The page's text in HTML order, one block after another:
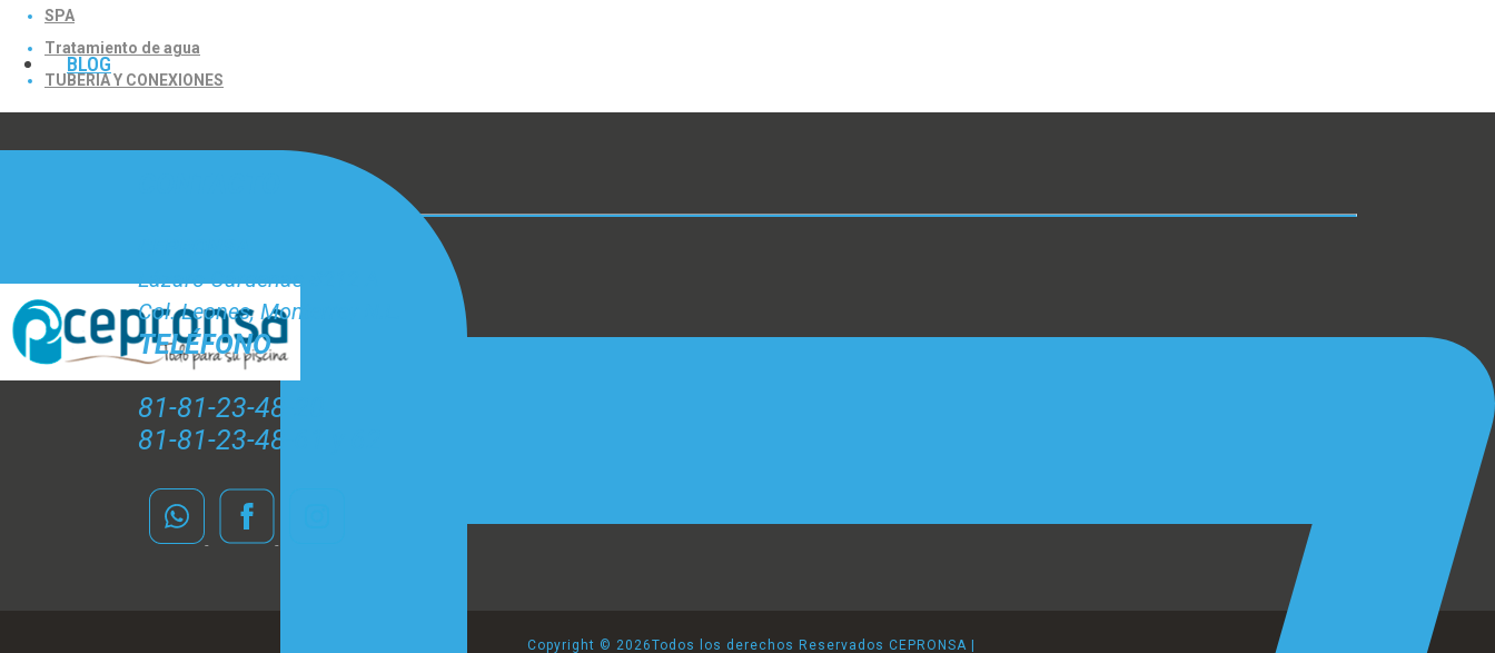
BLOG
SPA
Tratamiento de agua
TUBERIA Y CONEXIONES
Lázaro Cárdenas #212 A
Col. Leones, Monterrey N.L.
TELÉFONO
81-81-23-48-20
81-81-23-48-61 y 62
Copyright © 2026Todos los derechos Reservados CEPRONSA |